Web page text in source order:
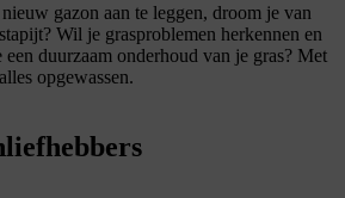
gazon aan te leggen, droom je van
Wil je grasproblemen herkennen en
duurzaam onderhoud van je gras? Met
opgewassen.